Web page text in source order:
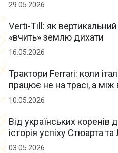
29.05.2026
Verti-Till: як вертикальний
«вчить» землю дихати
16.05.2026
Трактори Ferrari: коли
працює не на трасі, а
10.05.2026
Від українських коренів
історія успіху Стюарта
03.05.2026